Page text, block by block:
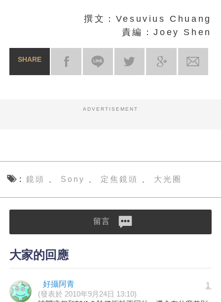
撰文：Vesuvius Chuang
責編：Joey Shen
SHARE
ADVERTISEMENT
鏡頭 Sony 定焦鏡頭 大光圈
留言
大家的回應
好攝阿青
(發表於 2010年9月24日 13:10)
1